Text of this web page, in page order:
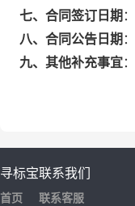
七、合同签订日期 ：
八、合同公告日期 ：
九、其他补充事宜：
寻标宝
首页
联系我们
联系客服